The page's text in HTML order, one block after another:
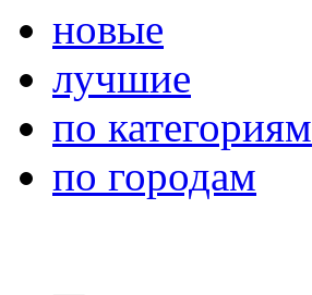
новые
лучшие
по категориям
по городам